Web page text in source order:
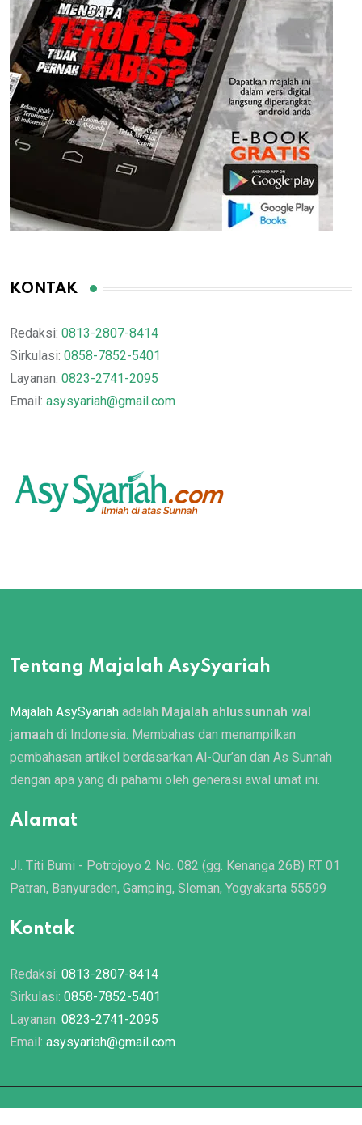
KONTAK
Redaksi: 0813-2807-8414
Sirkulasi: 0858-7852-5401
Layanan: 0823-2741-2095
Email: asysyariah@gmail.com
Tentang Majalah AsySyariah
Majalah AsySyariah adalah Majalah ahlussunnah wal
jamaah di Indonesia. Membahas dan menampilkan
pembahasan artikel berdasarkan Al-Qur’an dan As Sunnah
dengan apa yang di pahami oleh generasi awal umat ini.
Alamat
Jl. Titi Bumi - Potrojoyo 2 No. 082 (gg. Kenanga 26B) RT 01
Patran, Banyuraden, Gamping, Sleman, Yogyakarta 55599
Kontak
Redaksi: 0813-2807-8414
Sirkulasi: 0858-7852-5401
Layanan: 0823-2741-2095
Email: asysyariah@gmail.com